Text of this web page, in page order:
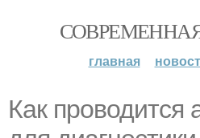
главная
Как проводится